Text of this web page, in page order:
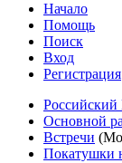
Начало
Помощь
Поиск
Вход
Регистрация
Российский
Основной
Встречи
Покатушки